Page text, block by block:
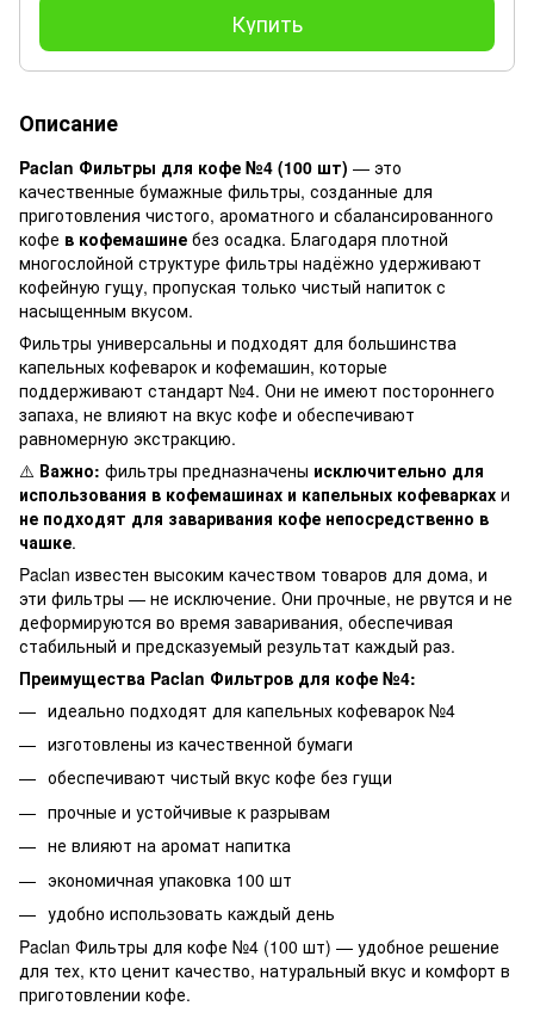
Купить
Описание
Paclan Фильтры для кофе №4 (100 шт) — это
качественные бумажные фильтры, созданные для
приготовления чистого, ароматного и сбалансированного
кофе в кофемашине без осадка. Благодаря плотной
многослойной структуре фильтры надёжно удерживают
кофейную гущу, пропуская только чистый напиток с
насыщенным вкусом.
Фильтры универсальны и подходят для большинства
капельных кофеварок и кофемашин, которые
поддерживают стандарт №4. Они не имеют постороннего
запаха, не влияют на вкус кофе и обеспечивают
равномерную экстракцию.
⚠️ Важно: фильтры предназначены исключительно для
использования в кофемашинах и капельных кофеварках и
не подходят для заваривания кофе непосредственно в
чашке.
Paclan известен высоким качеством товаров для дома, и
эти фильтры — не исключение. Они прочные, не рвутся и не
деформируются во время заваривания, обеспечивая
стабильный и предсказуемый результат каждый раз.
Преимущества Paclan Фильтров для кофе №4:
идеально подходят для капельных кофеварок №4
изготовлены из качественной бумаги
обеспечивают чистый вкус кофе без гущи
прочные и устойчивые к разрывам
не влияют на аромат напитка
экономичная упаковка 100 шт
удобно использовать каждый день
Paclan Фильтры для кофе №4 (100 шт) — удобное решение
для тех, кто ценит качество, натуральный вкус и комфорт в
приготовлении кофе.